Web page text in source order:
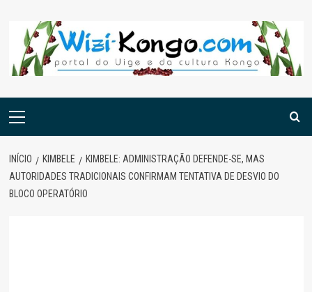
content
Menu
INÍCIO KIMBELE
KIMBELE: ADMINISTRAÇÃO DEFENDE-SE, MAS
AUTORIDADES TRADICIONAIS CONFIRMAM TENTATIVA DE DESVIO DO
BLOCO OPERATÓRIO